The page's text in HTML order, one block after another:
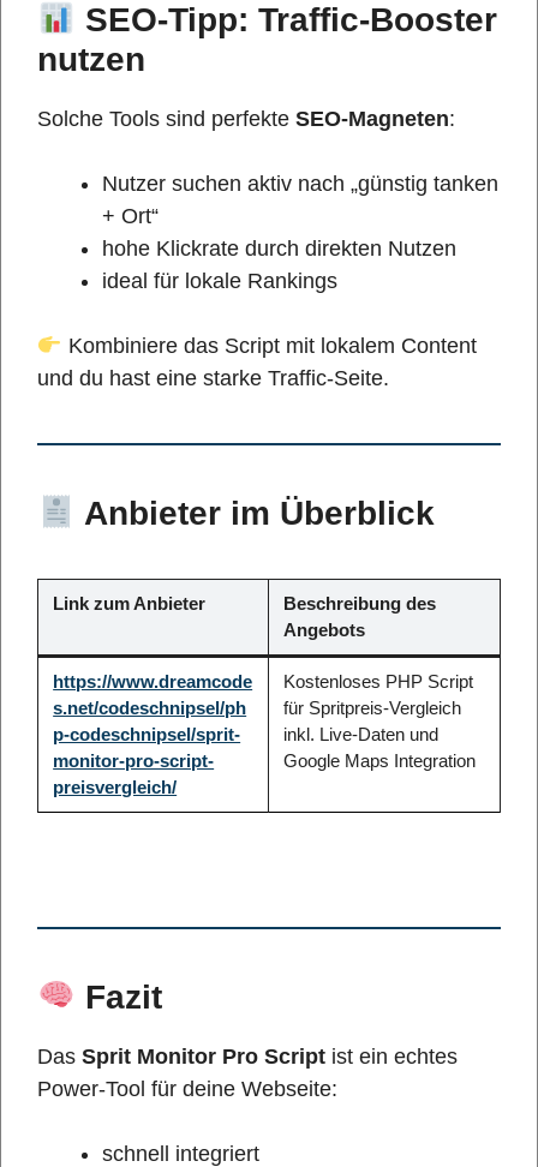
SEO-Tipp: Traffic-Booster
nutzen
Solche Tools sind perfekte SEO-Magneten:
Nutzer suchen aktiv nach „günstig tanken
+ Ort“
hohe Klickrate durch direkten Nutzen
ideal für lokale Rankings
Kombiniere das Script mit lokalem Content
und du hast eine starke Traffic-Seite.
Anbieter im Überblick
Link zum Anbieter
Beschreibung des
Angebots
https://www.dreamcode
s.net/codeschnipsel/ph
p-codeschnipsel/sprit-
monitor-pro-script-
preisvergleich/
Kostenloses PHP Script
für Spritpreis-Vergleich
inkl. Live-Daten und
Google Maps Integration
Fazit
Das Sprit Monitor Pro Script ist ein echtes
Power-Tool für deine Webseite:
schnell integriert